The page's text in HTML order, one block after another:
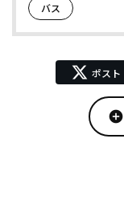
バス
ポスト
add_circle